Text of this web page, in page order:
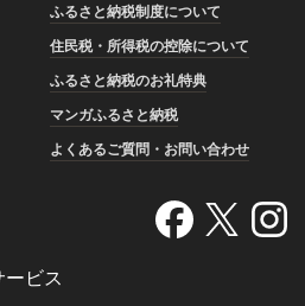
ふるさと納税制度について
住民税・所得税の控除について
ふるさと納税のお礼特典
マンガふるさと納税
よくあるご質問・お問い合わせ
ビス